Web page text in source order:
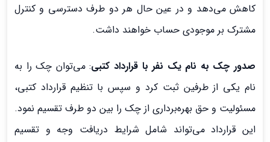
کاهش می‌دهد و در عین حال هر دو طرف دسترسی و کنترل
مشترک بر موجودی حساب خواهند داشت.
صدور چک به نام یک نفر با قرارداد کتبی: می‌توان چک را به
نام یکی از طرفین ثبت کرد و سپس با تنظیم قرارداد کتبی،
مسئولیت و حق بهره‌برداری از چک را بین دو طرف تقسیم نمود.
این قرارداد می‌تواند شامل شرایط دریافت وجه و تقسیم